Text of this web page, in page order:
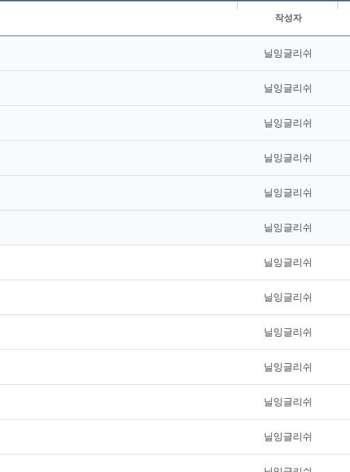
작성자
닐잉글리쉬
닐잉글리쉬
닐잉글리쉬
닐잉글리쉬
닐잉글리쉬
닐잉글리쉬
닐잉글리쉬
닐잉글리쉬
닐잉글리쉬
닐잉글리쉬
닐잉글리쉬
닐잉글리쉬